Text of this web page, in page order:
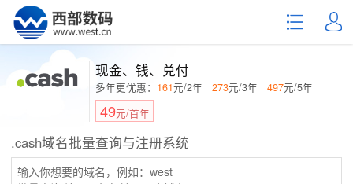
现金、钱、兑付
多年更优惠： 161元/2年273元/3年497元/5年
49元/首年
.cash域名批量查询与注册系统